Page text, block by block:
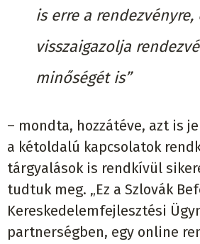
is erre a
visszaigazolja
minőségét is”
– mondta, hozzátéve, azt is
a kétoldalú kapcsolatok
tárgyalások is rendkívül
tudtuk meg. „Ez a Szlovák
Kereskedelemfejlesztési
partnerségben, egy online